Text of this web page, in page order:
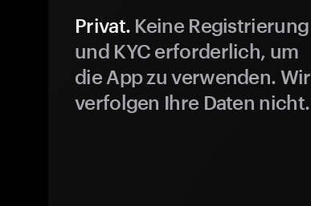
Privat. Keine Registrierung
und KYC erforderlich, um
die App zu verwenden. Wir
verfolgen Ihre Daten nicht.